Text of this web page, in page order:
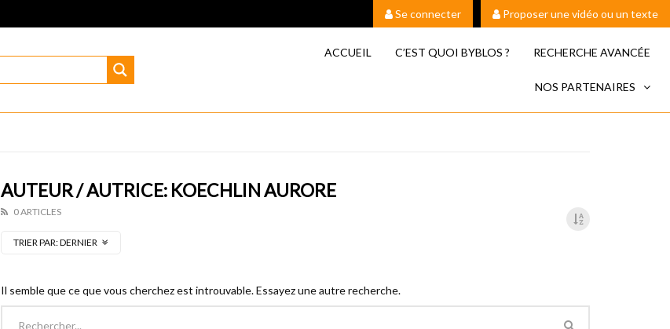
Se connecter Proposer une vidéo ou un texte
ACCUEIL C’EST QUOI BYBLOS ? RECHERCHE AVANCÉE
NOS PARTENAIRES
AUTEUR / AUTRICE: KOECHLIN AURORE
0 ARTICLES
TRIER PAR:DERNIER
Il semble que ce que vous cherchez est introuvable. Essayez une autre recherche.